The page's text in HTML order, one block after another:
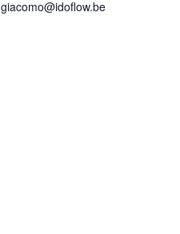
giacomo@idoflow.be